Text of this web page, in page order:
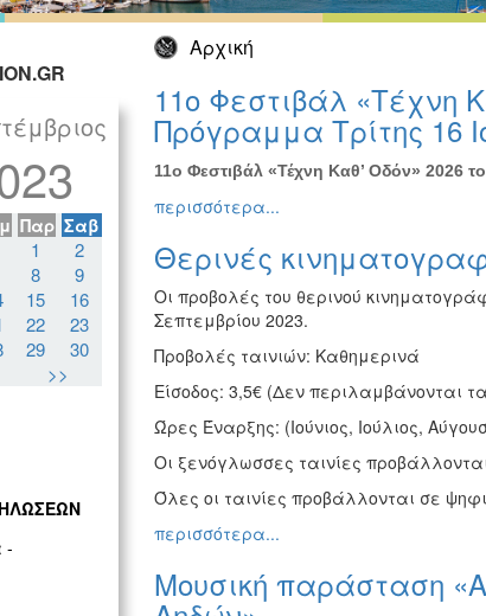
Αρχική
Παρ Σαβ
1
2
8
9
15
16
22
23
29
30
>>
-
11ο Φεστιβάλ «Τέχνη
Πρόγραμμα Τρίτης 16
11ο Φεστιβάλ «Τέχνη Καθ’ Οδόν» 2026
περισσότερα...
Θερινές
Οι προβολές του θερινού
Σεπτεμβρίου 2023.
Προβολές ταινιών: Καθημερινά
Είσοδος: 3,5€ (Δεν περιλαμβάνονται
Ώρες Έναρξης: (Ιούνιος, Ιούλιος,
Οι ξενόγλωσσες ταινίες
Όλες οι ταινίες προβάλλονται σε
περισσότερα...
Μουσική παράσταση